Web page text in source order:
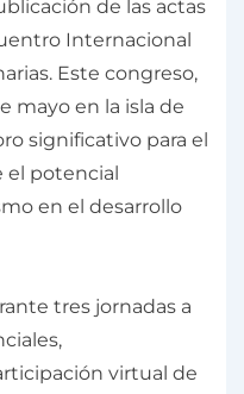
de las actas
Internacional
Este congreso,
mayo en la isla de
significativo para el
el potencial
en el desarrollo
tres jornadas a
virtual de